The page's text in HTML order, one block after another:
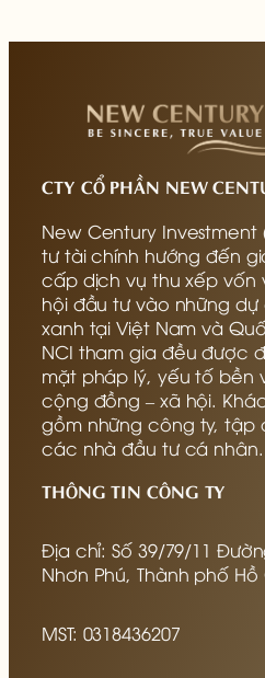
CTY CỔ PHẦN NEW
New Century
tư tài chính hướng đến
cấp dịch vụ thu xếp
hội đầu tư vào những
xanh tại Việt Nam và
NCI tham gia đều được
mặt pháp lý, yếu tố bền
cộng đồng – xã hội.
gồm những công ty, tập
các nhà đầu tư cá nhân.
THÔNG TIN CÔNG TY
Địa chỉ: Số 39/79/11
Nhơn Phú, Thành phố
MST: 0318436207